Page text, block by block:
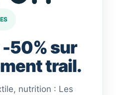
50% sur
trail.
nutrition : Les